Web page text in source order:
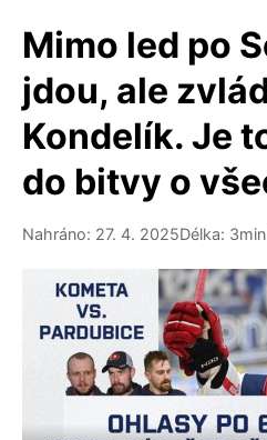
Mimo led po
jdou, ale
Kondelík. Je
do bitvy o
Nahráno: 27. 4. 2025Délka: